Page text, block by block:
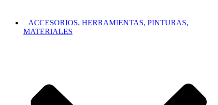
ACCESORIOS, HERRAMIENTAS, PINTURAS,
MATERIALES